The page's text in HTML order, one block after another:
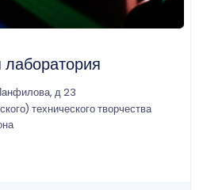
лаборатория
д 23
технического творчества